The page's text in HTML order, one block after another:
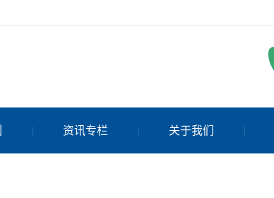
资讯专栏 关于我们